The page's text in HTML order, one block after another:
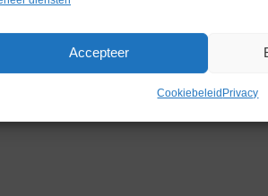
Accepteer
CookiebeleidPrivacy